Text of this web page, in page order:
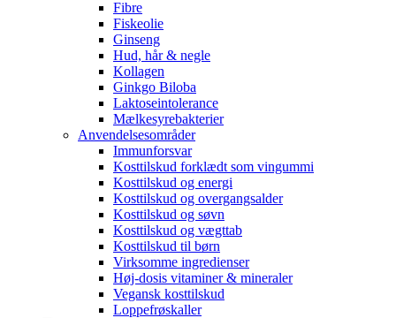
Fibre
Fiskeolie
Ginseng
Hud, hår & negle
Kollagen
Ginkgo Biloba
Laktoseintolerance
Mælkesyrebakterier
Anvendelsesområder
Immunforsvar
Kosttilskud forklædt som vingummi
Kosttilskud og energi
Kosttilskud og overgangsalder
Kosttilskud og søvn
Kosttilskud og vægttab
Kosttilskud til børn
Virksomme ingredienser
Høj-dosis vitaminer & mineraler
Vegansk kosttilskud
Loppefrøskaller